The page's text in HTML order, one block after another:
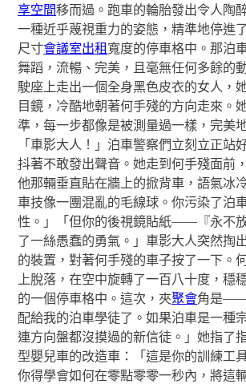
享空間移而過。跑車的輪胎發出令人陶
一種近乎蔑視重力的姿態，精準地停進
尺寸會議室出租寬度的停車格中。那泊
舞蹈，流暢、完美，且毫無任何多餘的
駛座上走出一個全身黑色皮衣的女人，
目鏡，冷酷地朝著何手殘的方向走來。
準，每一步都像是被測量過一樣，完美
「車影大人！」泊車警察們立刻立正站
抖著不敢發出聲音。她走到何手殘面前
他那輛垂直貼在牆上的掀背車，語氣冰
車技像一團混亂的毛線球。你污染了泊
性。」「但你的後視鏡貼紙——『永不
了一絲愚蠢的勇氣。」車影大人突然掏
的裝置，對著何手殘的車子按了一下。
上脫落，在空中旋轉了一百八十度，穩
的一個停車格中。這次，夾聚會角是——
配給我的泊車學徒了。如果泊車是一種
連方向盤都沒摸過的新信徒。」她指了
型嬰兒車的改造車：「這是你的訓練工
你得學會如何在零點零零一秒內，將這